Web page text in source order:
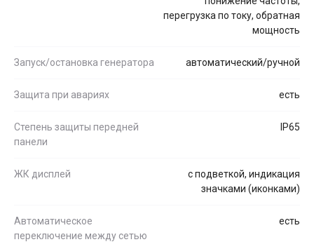
перегрузка по току, обратная
мощность
Запуск/остановка генератора автоматический/ручной
Защита при авариях есть
Степень защиты передней
панели
IP65
ЖК дисплей
с подветкой, индикация
значками (иконками)
Автоматическое
переключение между сетью
есть